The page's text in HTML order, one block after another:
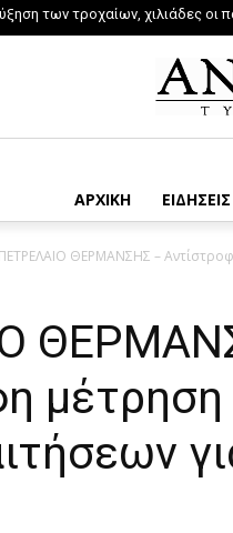
των τροχαίων, χιλιάδες οι
ΑΡΧΙΚΗ ΕΙΔΗΣΕΙΣ
ΠΕΤΡΕΛΑΙΟ ΘΕΡΜΑΝΣΗΣ –
μέτρηση